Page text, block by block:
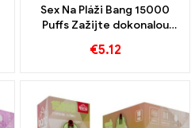
Sex Na Pláži Bang 15000
Puffs Zažijte dokonalou
ovoce
€5.12